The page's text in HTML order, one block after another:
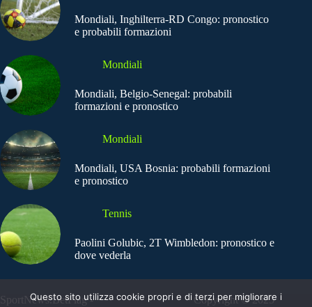
Mondiali, Inghilterra-RD Congo: pronostico
e probabili formazioni
Mondiali
Mondiali, Belgio-Senegal: probabili
formazioni e pronostico
Mondiali
Mondiali, USA Bosnia: probabili formazioni
e pronostico
Tennis
Paolini Golubic, 2T Wimbledon: pronostico e
dove vederla
SportNews.BetFlag -
Copyright © 2025
Questo sito utilizza cookie propri e di terzi per migliorare i